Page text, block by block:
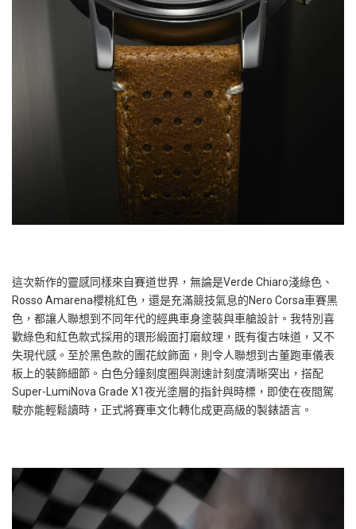
這次新作的靈感同樣來自賽道世界，無論是Verde Chiaro淺綠色、
Rosso Amarena櫻桃紅色，還是充滿競技氣息的Nero Corsa車賽黑
色，都讓人聯想到不同年代的經典車身塗裝與車艙設計。我特別喜
歡綠色和紅色款式採用的環形緞面打磨紋理，既有復古味道，又不
失現代感。至於黑色款的團花紋飾面，則令人聯想到古董跑車儀表
板上的裝飾細節。白色分鐘刻度圈與測速計刻度清晰突出，搭配
Super-LumiNova Grade X1夜光塗層的指針與時標，即使在夜間駕
駛亦能輕鬆讀時，正式將賽車文化轉化成更高級的製錶語言。